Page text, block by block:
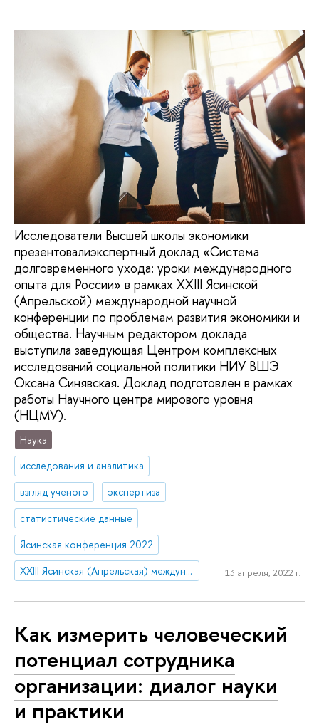
Исследователи Высшей школы экономики
презентовалиэкспертный доклад «Система
долговременного ухода: уроки международного
опыта для России» в рамках XXIII Ясинской
(Апрельской) международной научной
конференции по проблемам развития экономики и
общества. Научным редактором доклада
выступила заведующая Центром комплексных
исследований социальной политики НИУ ВШЭ
Оксана Синявская. Доклад подготовлен в рамках
работы Научного центра мирового уровня
(НЦМУ).
Наука
исследования и аналитика
взгляд ученого
экспертиза
статистические данные
Ясинская конференция 2022
XXIII Ясинская (Апрельская) международная научная конференция по проблемам развития экономики и общества
13 апреля, 2022 г.
Как измерить человеческий
потенциал сотрудника
организации: диалог науки
и практики